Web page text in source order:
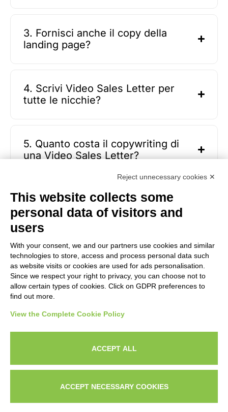
3. Fornisci anche il copy della
landing page?
4. Scrivi Video Sales Letter per
tutte le nicchie?
5. Quanto costa il copywriting di
una Video Sales Letter?
7. Posso vedere esempi del tuo
lavoro?
8. Offri garanzie sui risultati?
9. Chi sto
per scrivere il testo della mia video
sales letter?
Reject unnecessary cookies ✕
This website collects some
personal data of visitors and
users
With your consent, we and our partners use cookies and similar
technologies to store, access and process personal data such
as website visits or cookies are used for ads personalisation.
Since we respect your right to privacy, you can choose not to
allow certain types of cookies. Click on GDPR preferences to
find out more.
View the Complete Cookie Policy
ACCEPT ALL
ACCEPT NECESSARY COOKIES